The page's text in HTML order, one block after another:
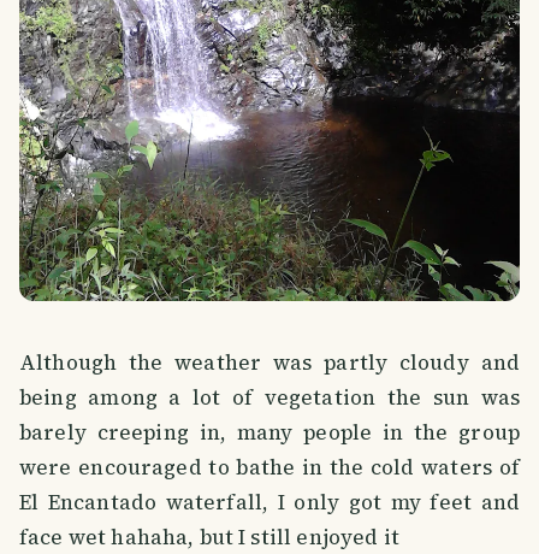
Although the weather was partly cloudy and
being among a lot of vegetation the sun was
barely creeping in, many people in the group
were encouraged to bathe in the cold waters of
El Encantado waterfall, I only got my feet and
face wet hahaha, but I still enjoyed it